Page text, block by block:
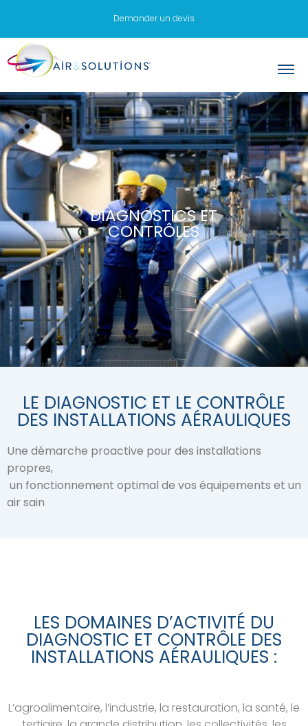
Demander un devis
DIAGNOSTICS ET
CONTRÔLES
LE DIAGNOSTIC ET LE CONTRÔLE
DES INSTALLATIONS AÉRAULIQUES
Une démarche proactive pour des installations
propres,
air sain
LES DOMAINES D’ACTIVITÉ DU
DIAGNOSTIC ET CONTRÔLE DES
INSTALLATIONS AÉRAULIQUES :
L’agroalimentaire, l’industrie, la restauration, la santé, le